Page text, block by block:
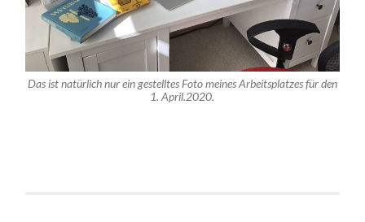
Das ist natürlich nur ein gestelltes Foto meines Arbeitsplatzes für den
1. April.2020.